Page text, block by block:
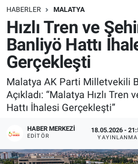
HABERLER MALATYA
Hızlı Tren ve
Banliyö Hattı
Gerçekleşti
Malatya AK Parti Milletvekili
Açıkladı: “Malatya Hızlı Tren
Hattı İhalesi Gerçekleşti”
HABER MERKEZI
EDITÖR
18.05.2026 -
YAYINLANMA
DİĞER
EKONOMİ
Tüm Manşetler
Son Dakika Haberleri
Haber Arşivi